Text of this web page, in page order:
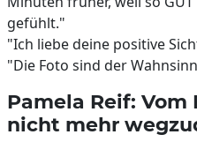
gefühlt."
"Ich liebe deine positive
"Die Foto sind der
Pamela Reif:
nicht mehr